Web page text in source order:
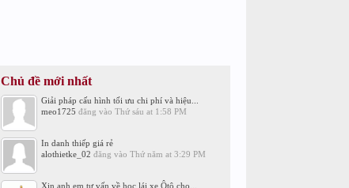
Chủ đề mới nhất
Giải pháp cấu hình tối ưu chi phí và hiệu...
meo1725 đăng vào Thứ sáu at 1:58 PM
In danh thiếp giá rẻ
alothietke_02 đăng vào Thứ năm at 3:29 PM
Xin anh em tư vấn về học lái xe Ôtô cho...